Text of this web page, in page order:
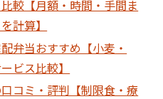
較【月額・時間・手間ま
計算】
弁当おすすめ【小麦・
ビス比較】
コミ・評判【制限食・療